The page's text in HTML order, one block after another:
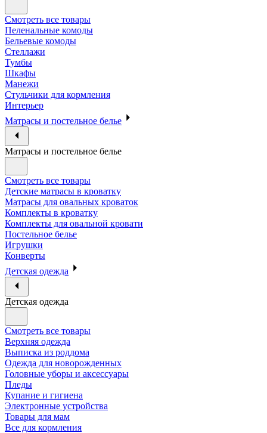
Смотреть все товары
Пеленальные комоды
Бельевые комоды
Стеллажи
Тумбы
Шкафы
Манежи
Стульчики для кормления
Интерьер
Матрасы и постельное белье
Матрасы и постельное белье
Смотреть все товары
Детские матрасы в кроватку
Матрасы для овальных кроваток
Комплекты в кроватку
Комплекты для овальной кровати
Постельное белье
Игрушки
Конверты
Детская одежда
Детская одежда
Смотреть все товары
Верхняя одежда
Выписка из роддома
Одежда для новорожденных
Головные уборы и аксессуары
Пледы
Купание и гигиена
Электронные устройства
Товары для мам
Все для кормления